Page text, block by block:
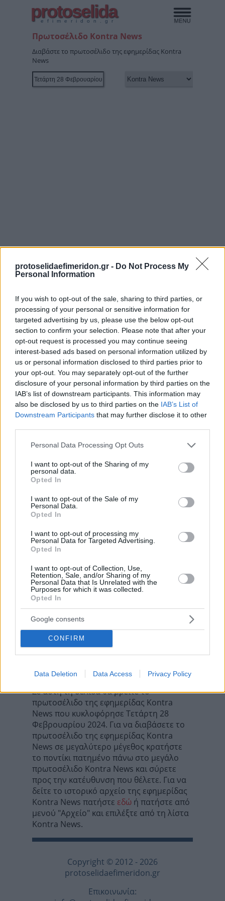
protoselidaefimeridon.gr - Do Not Process My
Personal Information
If you wish to opt-out of the sale, sharing to third parties, or
processing of your personal or sensitive information for
targeted advertising by us, please use the below opt-out
section to confirm your selection. Please note that after your
opt-out request is processed you may continue seeing
interest-based ads based on personal information utilized by
us or personal information disclosed to third parties prior to
your opt-out. You may separately opt-out of the further
disclosure of your personal information by third parties on the
IAB’s list of downstream participants. This information may
also be disclosed by us to third parties on the IAB’s List of
Downstream Participants that may further disclose it to other
Please note that this website/app uses one or more Google
not limited to your visit or usage behaviour. You may click to
grant or deny consent to Google and its third-party tags to
use your data for below specified purposes in below Google
consent section.
Personal Data Processing Opt Outs
I want to opt-out of the Sharing of my
personal data.
Opted In
I want to opt-out of the Sale of my
Personal Data.
Opted In
I want to opt-out of processing my
Personal Data for Targeted Advertising.
Opted In
I want to opt-out of Collection, Use,
Retention, Sale, and/or Sharing of my
Personal Data that Is Unrelated with the
Purposes for which it was collected.
Opted In
Google consents
CONFIRM
Data Deletion Data Access Privacy Policy
protoselida
efimeridon.gr
Πρωτοσέλιδο Kontra News
Διαβάστε το πρωτοσέλιδο της εφημερίδας Kontra
News
Προηγούμενη
On time
Επόμενη
Star Press
Προηγούμενη
On time
Star Press
Τα σχόλια έχουν απενεργοποιηθεί για
Σε αυτή τη σελίδα θα βρείτε το
πρωτοσέλιδο της εφημερίδας Kontra
News που κυκλοφόρησε Τετάρτη 28
Φεβρουαρίου 2024. Για να διαβάσετε το
πρωτοσέλιδο της εφημερίδας Kontra
News σε μεγαλύτερο μέγεθος κρατήστε
το ποντίκι πατημένο πάνω στο μεγάλο
πρωτοσέλιδο Kontra News και σύρετε
προς την κατέυθυνση που θέλετε. Για να
δείτε το ιστορικό αρχείο της εφημερίδας
Kontra News πατήστε εδώ ή πατήστε από
μενού "Αρχείο" και επιλέξτε από τη λίστα
Kontra News.
Copyright © 2012 - 2026
protoselidaefimeridon.gr
Επικοινωνία: